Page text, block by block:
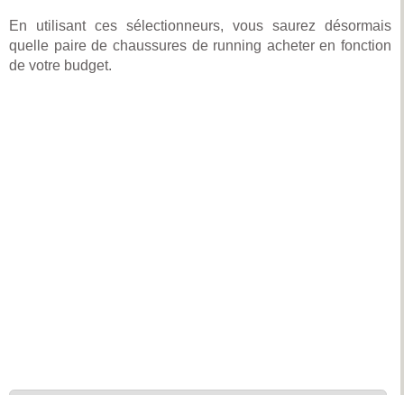
En utilisant ces sélectionneurs, vous saurez désormais
quelle paire de chaussures de running acheter en fonction
de votre budget.